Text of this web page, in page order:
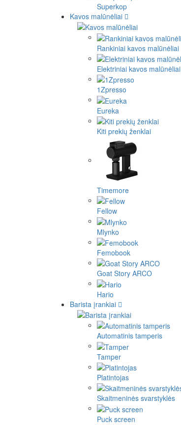
Superkop
Kavos malūnėliai
Rankiniai kavos malūnėliai
Elektriniai kavos malūnėliai
1Zpresso
Eureka
Kiti prekių ženklai
Timemore
Fellow
Mlynko
Femobook
Goat Story ARCO
Hario
Barista įrankiai
Automatinis tamperis
Tamper
Platintojas
Skaitmeninės svarstyklės
Puck screen